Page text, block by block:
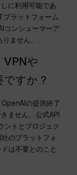
に利用可能であ
プラットフォーム
コンシューマーア
りません。.
VPNや
すか？
の提供終了
ません。公式API
ントとプロジェク
のプラットフォ
は不要とのこと